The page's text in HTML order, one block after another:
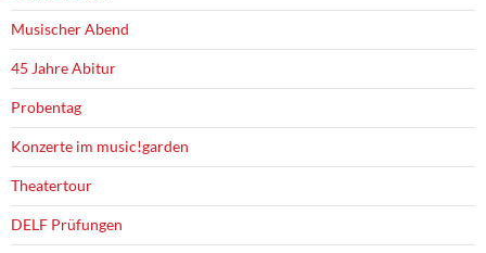
Musischer Abend
45 Jahre Abitur
Probentag
Konzerte im music!garden
Theatertour
DELF Prüfungen